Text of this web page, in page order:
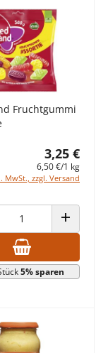
Fruchtgummi
3,25 €
6,50 €/1 kg
MwSt., zzgl. Versand
VERRINGERN ANZAHL
5% sparen